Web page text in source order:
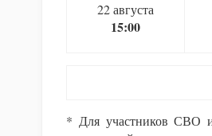
22 августа
15:00
* Для участников СВО и